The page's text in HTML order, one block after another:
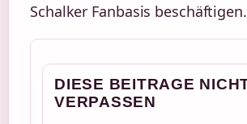
Schalker Fanbasis beschäftigen.
DIESE BEITRAGE
VERPASSEN